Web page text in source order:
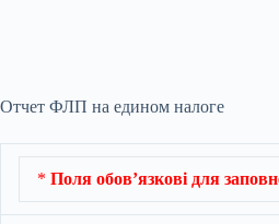
Отчет ФЛП на едином налоге
* Поля обов’язкові для